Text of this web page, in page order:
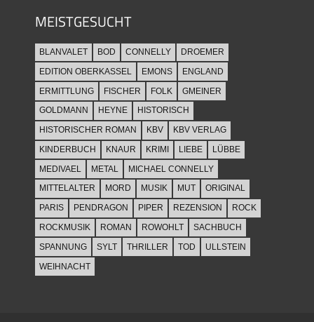
MEISTGESUCHT
BLANVALET BOD CONNELLY
DROEMER
EDITION OBERKASSEL
EMONS
ENGLAND
ERMITTLUNG
FISCHER FOLK
GMEINER
GOLDMANN
HEYNE
HISTORISCH
HISTORISCHER ROMAN
KBV
KBV VERLAG
KINDERBUCH
KNAUR KRIMI LIEBE
LÜBBE
MEDIVAEL
METAL
MICHAEL CONNELLY
MITTELALTER
MORD MUSIK MUT
ORIGINAL
PARIS
PENDRAGON PIPER REZENSION
ROCK
ROCKMUSIK
ROMAN ROWOHLT
SACHBUCH
SPANNUNG
SYLT THRILLER TOD
ULLSTEIN
WEIHNACHT